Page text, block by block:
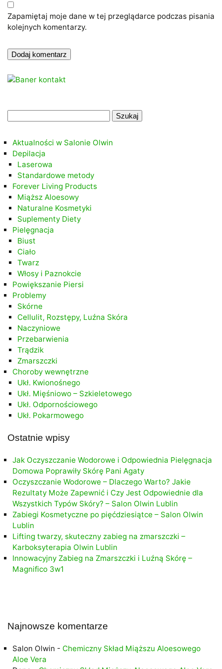
Zapamiętaj moje dane w tej przeglądarce podczas pisania
kolejnych komentarzy.
Aktualności w Salonie Olwin
Depilacja
Laserowa
Standardowe metody
Forever Living Products
Miąższ Aloesowy
Naturalne Kosmetyki
Suplementy Diety
Pielęgnacja
Biust
Ciało
Twarz
Włosy i Paznokcie
Powiększanie Piersi
Problemy
Skórne
Cellulit, Rozstępy, Luźna Skóra
Naczyniowe
Przebarwienia
Trądzik
Zmarszczki
Choroby wewnętrzne
Ukł. Kwionośnego
Ukł. Mięśniowo – Szkieletowego
Ukł. Odpornościowego
Ukł. Pokarmowego
Ostatnie wpisy
Jak Oczyszczanie Wodorowe i Odpowiednia Pielęgnacja
Domowa Poprawiły Skórę Pani Agaty
Oczyszczanie Wodorowe – Dlaczego Warto? Jakie
Rezultaty Może Zapewnić i Czy Jest Odpowiednie dla
Wszystkich Typów Skóry? – Salon Olwin Lublin
Zabiegi Kosmetyczne po pięćdziesiątce – Salon Olwin
Lublin
Lifting twarzy, skuteczny zabieg na zmarszczki –
Karboksyterapia Olwin Lublin
Innowacyjny Zabieg na Zmarszczki i Luźną Skórę –
Magnifico 3w1
Najnowsze komentarze
Salon Olwin - Chemiczny Skład Miąższu Aloesowego
Aloe Vera